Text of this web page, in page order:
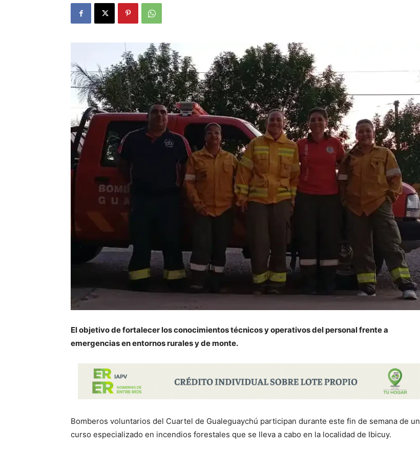
El objetivo de fortalecer los conocimientos técnicos y operativos del personal frente a
emergencias en entornos rurales y de monte.
Bomberos voluntarios del Cuartel de Gualeguaychú participan durante este fin de semana de un
curso especializado en incendios forestales que se lleva a cabo en la localidad de Ibicuy.